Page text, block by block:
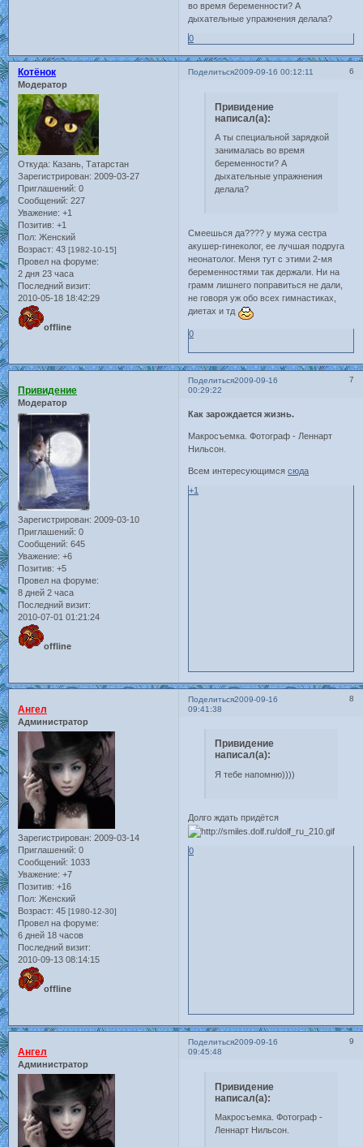
во время беременности? А
дыхательные упражнения делала?
0
Поделиться 6
2009-09-16 00:12:11
Котёнок
Модератор
Откуда: Казань, Татарстан
Зарегистрирован: 2009-03-27
Приглашений: 0
Сообщений: 227
Уважение: +1
Позитив: +1
Пол: Женский
Возраст: 43 [1982-10-15]
Провел на форуме:
2 дня 23 часа
Последний визит:
2010-05-18 18:42:29
offline
Привидение
написал(а):
А ты специальной зарядкой
занималась во время
беременности? А
дыхательные упражнения
делала?
Смеешься да???? у мужа сестра
акушер-гинеколог, ее лучшая подруга
неонатолог. Меня тут с этими 2-мя
беременностями так держали. Ни на
грамм лишнего поправиться не дали,
не говоря уж обо всех гимнастиках,
диетах и тд
0
Поделиться 7
2009-09-16
00:29:22
Привидение
Модератор
Зарегистрирован: 2009-03-10
Приглашений: 0
Сообщений: 645
Уважение: +6
Позитив: +5
Провел на форуме:
8 дней 2 часа
Последний визит:
2010-07-01 01:21:24
offline
Как зарождается жизнь.
Макросъемка. Фотограф - Леннарт
Нильсон.
Всем интересующимсясюда
+1
Поделиться 8
2009-09-16
09:41:38
Ангел
Администратор
Зарегистрирован: 2009-03-14
Приглашений: 0
Сообщений: 1033
Уважение: +7
Позитив: +16
Пол: Женский
Возраст: 45 [1980-12-30]
Провел на форуме:
6 дней 18 часов
Последний визит:
2010-09-13 08:14:15
offline
Привидение
написал(а):
Я тебе напомню))))
Долго ждать придётся
0
Поделиться 9
2009-09-16
09:45:48
Ангел
Администратор
Привидение
написал(а):
Макросъемка. Фотограф -
Леннарт Нильсон.